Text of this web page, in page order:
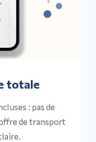
totale
: pas de
de transport